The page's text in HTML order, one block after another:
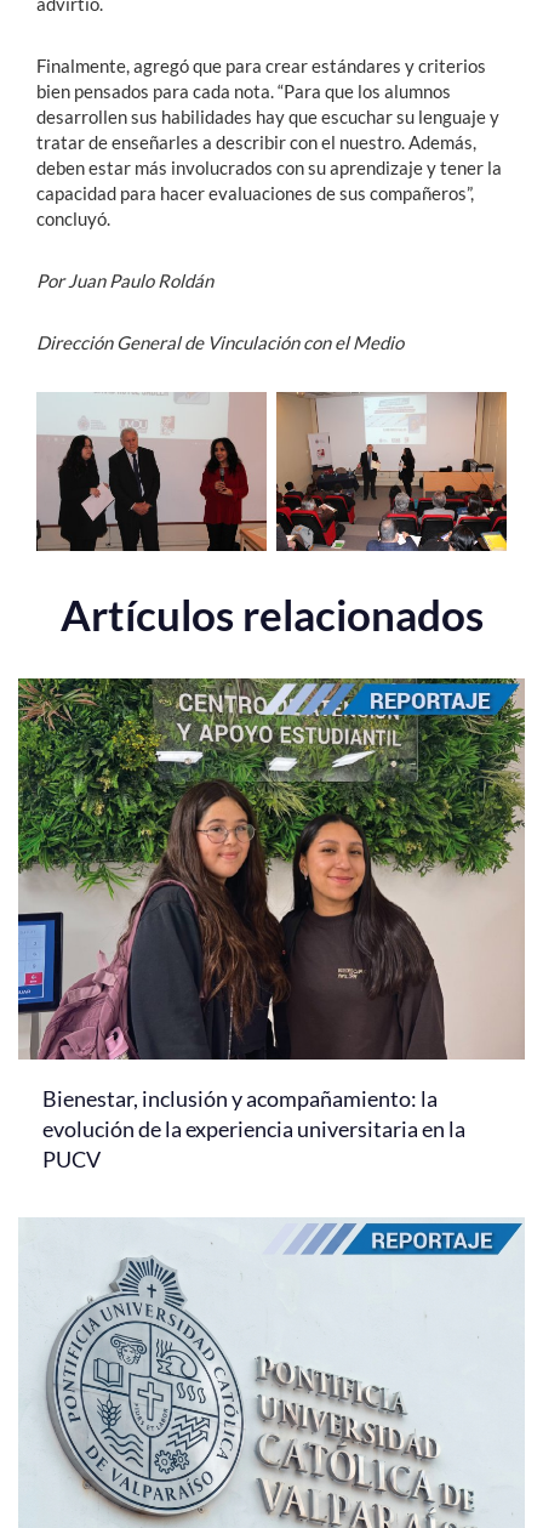
Finalmente, agregó que para crear estándares y criterios
bien pensados para cada nota. “Para que los alumnos
desarrollen sus habilidades hay que escuchar su lenguaje y
tratar de enseñarles a describir con el nuestro. Además,
deben estar más involucrados con su aprendizaje y tener la
capacidad para hacer evaluaciones de sus compañeros”,
concluyó.
Por Juan Paulo Roldán
Dirección General de Vinculación con el Medio
Artículos relacionados
Bienestar, inclusión y acompañamiento: la
evolución de la experiencia universitaria en la
PUCV